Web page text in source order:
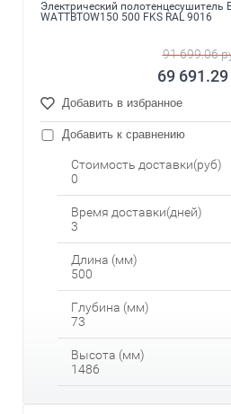
Электрический полотенцесушитель
WATTBTOW150 500 FKS RAL 9016
91 699.06
69 691.29
Добавить в избранное
Добавить к сравнению
Стоимость доставки(руб)
0
Время доставки(дней)
3
Длина (мм)
500
Глубина (мм)
73
Высота (мм)
1486